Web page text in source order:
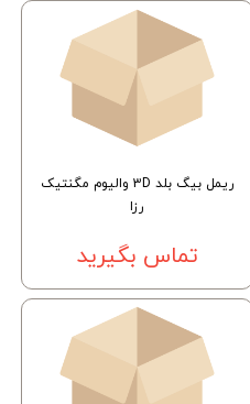
ریمل بیگ بلد 3D والیوم مگنتیک
رزا
تماس بگیرید